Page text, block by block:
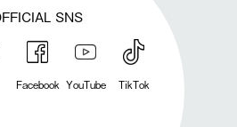
SNS
Facebook YouTube TikTok